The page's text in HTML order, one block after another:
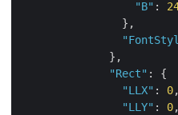
"B" :
                },
              },
"Rect" : {
"LLX" : 0,
"LLY" : 0,